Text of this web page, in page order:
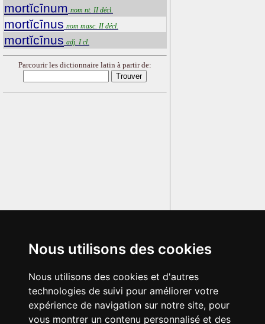
Nous utilisons des cookies
Nous utilisons des cookies et d'autres
technologies de suivi pour améliorer votre
expérience de navigation sur notre site, pour
vous montrer un contenu personnalisé et des
mortĭcīnum nom nt. II décl.
mortĭcīnus nom masc. II décl.
mortĭcīnus adj. I cl.
Parcourir les dictionnaire latin à partir de: